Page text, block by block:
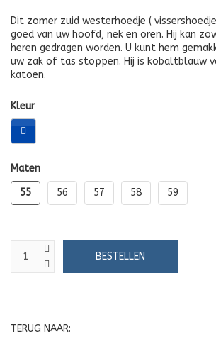
Dit zomer zuid westerhoedje (
goed van uw hoofd, nek en oren. Hij kan
heren gedragen worden. U kunt hem
uw zak of tas stoppen. Hij is kobaltblauw
katoen.
Kleur
Maten
55
56 57 58 59
TERUG NAAR: